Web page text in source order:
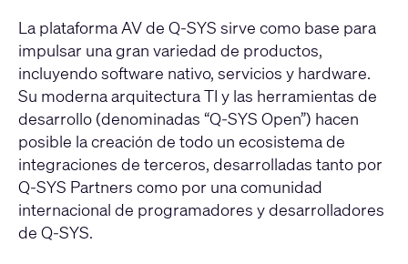
La plataforma AV de Q-SYS sirve como base para
impulsar una gran variedad de productos,
incluyendo software nativo, servicios y hardware.
Su moderna arquitectura TI y las herramientas de
desarrollo (denominadas “Q-SYS Open”) hacen
posible la creación de todo un ecosistema de
integraciones de terceros, desarrolladas tanto por
Q-SYS Partners como por una comunidad
internacional de programadores y desarrolladores
de Q-SYS.